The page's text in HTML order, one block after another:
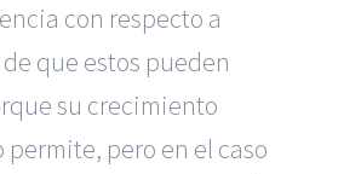
con respecto a
que estos pueden
su crecimiento
permite, pero en el caso